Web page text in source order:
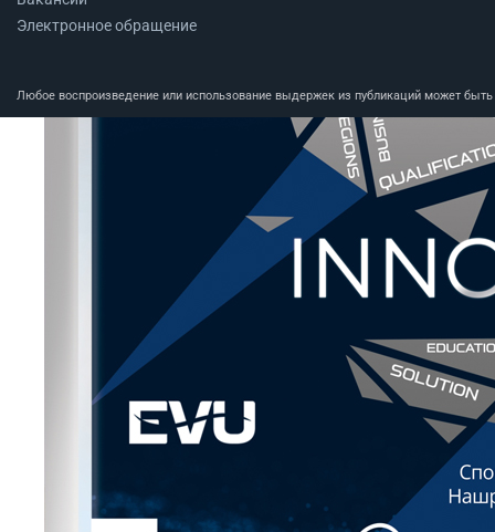
Электронное обращение
Любое воспроизведение или использование выдержек из публикаций может